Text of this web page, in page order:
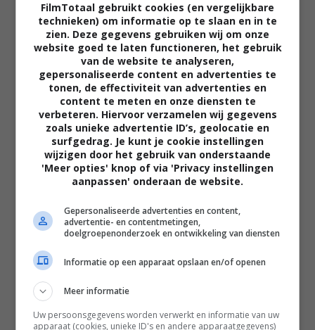
02:40
The Uprising
FilmTotaal gebruikt cookies (en vergelijkbare
technieken) om informatie op te slaan en in te
zien. Deze gegevens gebruiken wij om onze
website goed te laten functioneren, het gebruik
van de website te analyseren,
gepersonaliseerde content en advertenties te
tonen, de effectiviteit van advertenties en
content te meten en onze diensten te
verbeteren. Hiervoor verzamelen wij gegevens
zoals unieke advertentie ID’s, geolocatie en
surfgedrag. Je kunt je cookie instellingen
wijzigen door het gebruik van onderstaande
'Meer opties' knop of via 'Privacy instellingen
aanpassen' onderaan de website.
Gepersonaliseerde advertenties en content,
advertentie- en contentmetingen,
doelgroepenonderzoek en ontwikkeling van diensten
Informatie op een apparaat opslaan en/of openen
Meer informatie
Uw persoonsgegevens worden verwerkt en informatie van uw
apparaat (cookies, unieke ID's en andere apparaatgegevens)